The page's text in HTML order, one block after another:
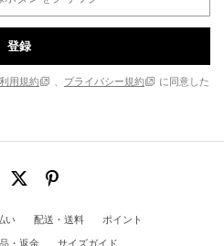
登録
利用規約 、 プライバシー規約
に同意した
い 配送・送料
ポイント